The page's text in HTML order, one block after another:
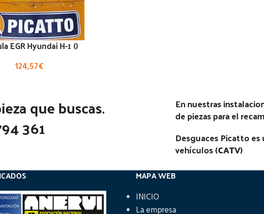
EGR Hyundai H-1 ()
124,57€
que buscas.
361
En nuestras
de piezas para el
Desguaces Picatto
vehículos (CATV)
MAPA WEB
INICIO
La empresa